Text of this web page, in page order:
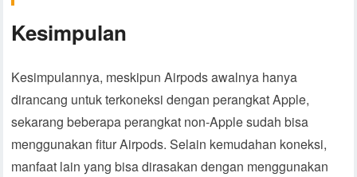
Kesimpulan
Kesimpulannya, meskipun Airpods awalnya hanya
dirancang untuk terkoneksi dengan perangkat Apple,
sekarang beberapa perangkat non-Apple sudah bisa
menggunakan fitur Airpods. Selain kemudahan koneksi,
manfaat lain yang bisa dirasakan dengan menggunakan